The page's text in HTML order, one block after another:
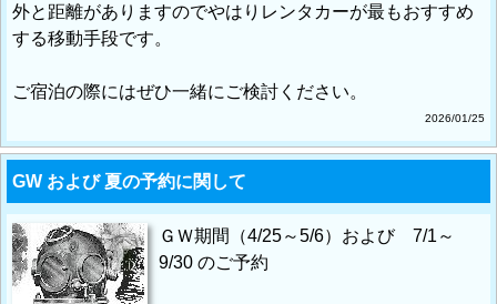
外と距離がありますのでやはりレンタカーが最もおすすめ
する移動手段です。
ご宿泊の際にはぜひ一緒にご検討ください。
2026/01/25
GW および 夏の予約に関して
ＧＷ期間（4/25～5/6）および 7/1～
9/30 のご予約